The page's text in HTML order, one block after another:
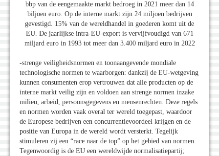
bbp van de eengemaakte markt bedroeg in 2021 meer dan 14
biljoen euro. Op de interne markt zijn 24 miljoen bedrijven
gevestigd. 15% van de wereldhandel in goederen komt uit de
EU. De jaarlijkse intra-EU-export is vervijfvoudigd van 671
miljard euro in 1993 tot meer dan 3.400 miljard euro in 2022
-strenge veiligheidsnormen en toonaangevende mondiale
technologische normen te waarborgen: dankzij de EU-wetgeving
kunnen consumenten erop vertrouwen dat alle producten op de
interne markt veilig zijn en voldoen aan strenge normen inzake
milieu, arbeid, persoonsgegevens en mensenrechten. Deze regels
en normen worden vaak overal ter wereld toegepast, waardoor
de Europese bedrijven een concurrentievoordeel krijgen en de
positie van Europa in de wereld wordt versterkt. Tegelijk
stimuleren zij een “race naar de top” op het gebied van normen.
Tegenwoordig is de EU een wereldwijde normalisatiepartij;